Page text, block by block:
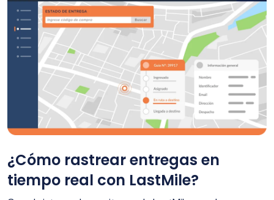
¿Cómo rastrear entregas en
tiempo real con LastMile?